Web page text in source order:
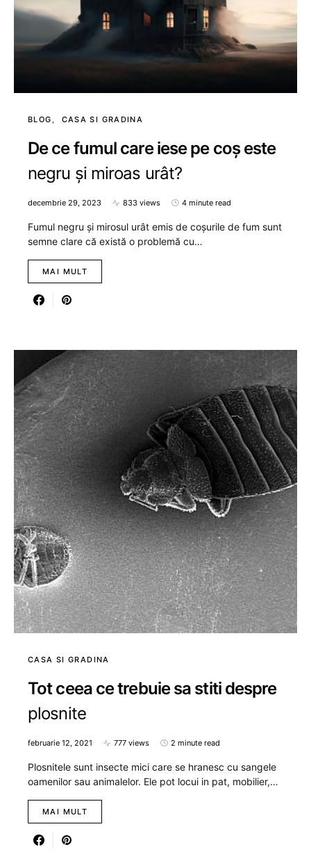
BLOG CASA SI GRADINA
De ce fumul care iese pe coș este
negru și miroas urât?
decembrie 29, 2023 833 views 4 minute read
Fumul negru și mirosul urât emis de coșurile de fum sunt
semne clare că există o problemă cu…
MAI MULT
CASA SI GRADINA
Tot ceea ce trebuie sa stiti despre
plosnite
februarie 12, 2021 777 views 2 minute read
Plosnitele sunt insecte mici care se hranesc cu sangele
oamenilor sau animalelor. Ele pot locui in pat, mobilier,…
MAI MULT